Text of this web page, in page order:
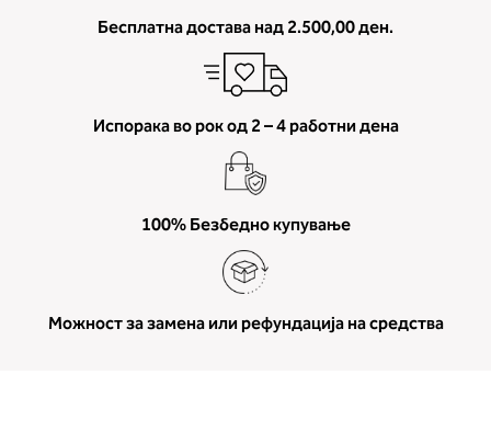
Бесплатна достава над 2.500,00 ден.
Испорака во рок од 2 – 4 работни дена
100% Безбедно купување
Можност за замена или рефундација на средства